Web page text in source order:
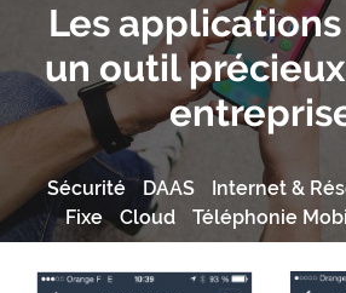
Les
un outil
Sécurité DAAS Internet &
Fixe
Cloud Téléphonie